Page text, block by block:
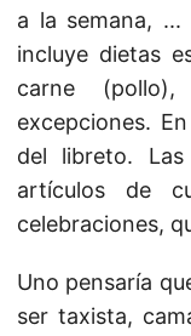
a la semana, ...
incluye dietas
carne
excepciones.
del libreto.
artículos de
celebraciones,
Uno pensaría
ser taxista,